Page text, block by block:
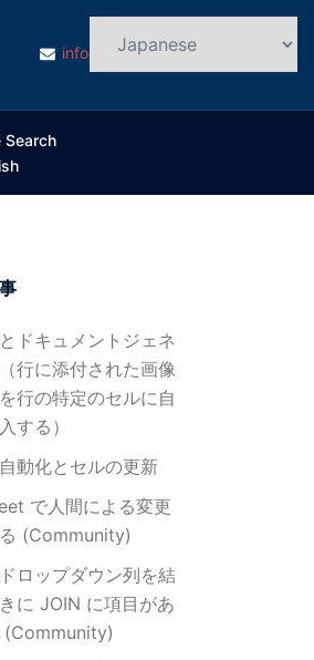
info@cloudsmart.jp
Search
ドキュメントジェネ
行に添付された画像
行の特定のセルに自
する）
動化とセルの更新
で人間による変更
(Community)
ロップダウン列を結
に JOIN に項目があ
(Community)